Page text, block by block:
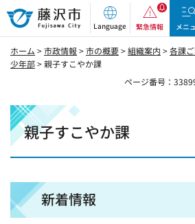
藤沢市
Language 緊急情報 メニ
ホーム >市政情報 >市の概要>組織案内 >各課ご
少年部> 親子すこやか課
ページ番号：
親子すこやか課
新着情報